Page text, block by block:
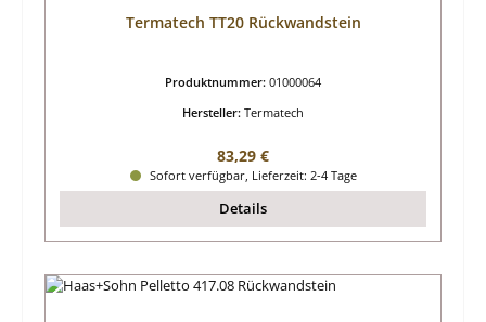
Termatech TT20 Rückwandstein
Produktnummer: 01000064
Hersteller: Termatech
Regulärer Preis:
83,29 €
Sofort verfügbar, Lieferzeit: 2-4 Tage
Details